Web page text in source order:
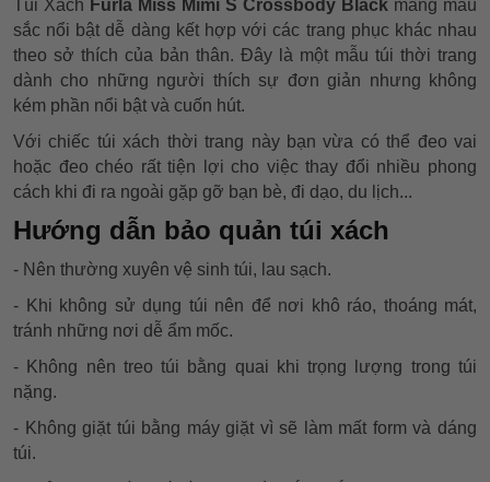
Túi Xách Furla Miss Mimi S Crossbody Black mang màu
sắc nổi bật dễ dàng kết hợp với các trang phục khác nhau
theo sở thích của bản thân. Đây là một mẫu túi thời trang
dành cho những người thích sự đơn giản nhưng không
kém phần nổi bật và cuốn hút.
Với chiếc túi xách thời trang này bạn vừa có thể đeo vai
hoặc đeo chéo rất tiện lợi cho việc thay đổi nhiều phong
cách khi đi ra ngoài gặp gỡ bạn bè, đi dạo, du lịch...
Hướng dẫn bảo quản túi xách
- Nên thường xuyên vệ sinh túi, lau sạch.
- Khi không sử dụng túi nên để nơi khô ráo, thoáng mát,
tránh những nơi dễ ẩm mốc.
- Không nên treo túi bằng quai khi trọng lượng trong túi
nặng.
- Không giặt túi bằng máy giặt vì sẽ làm mất form và dáng
túi.